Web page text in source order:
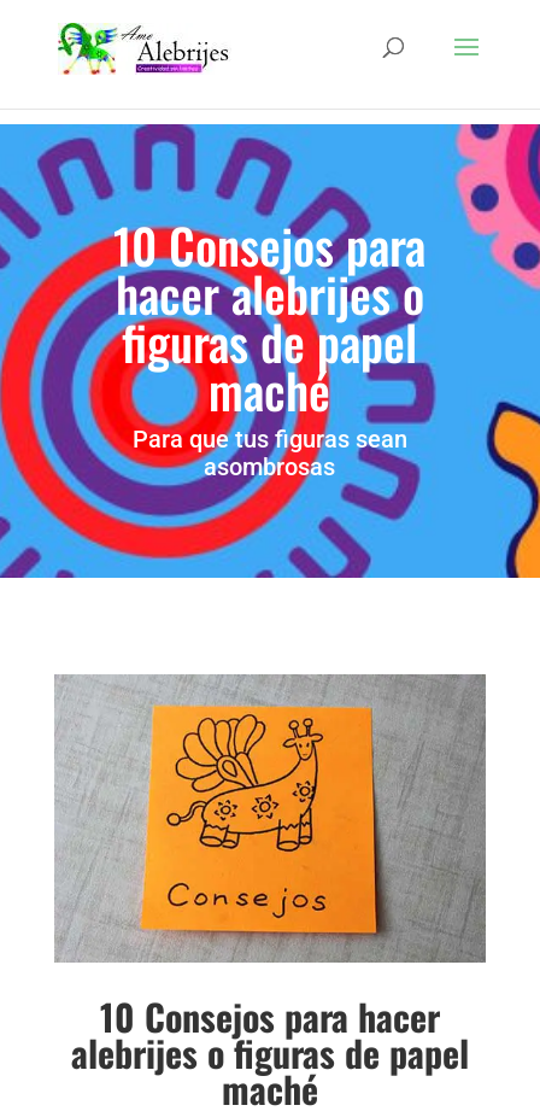
10 Consejos para
hacer alebrijes o
figuras de papel
maché
Para que tus figuras sean
asombrosas
10 Consejos para hacer
alebrijes o figuras de papel
maché